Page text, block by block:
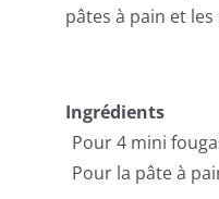
pâtes à pain et les
Ingrédients
Pour 4 mini
Pour la pâte à